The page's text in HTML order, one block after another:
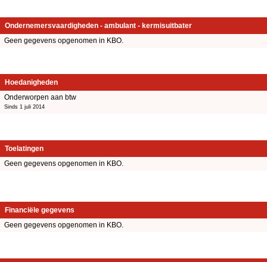
Ondernemersvaardigheden - ambulant - kermisuitbater
Geen gegevens opgenomen in KBO.
Hoedanigheden
Onderworpen aan btw
Sinds 1 juli 2014
Toelatingen
Geen gegevens opgenomen in KBO.
Financiële gegevens
Geen gegevens opgenomen in KBO.